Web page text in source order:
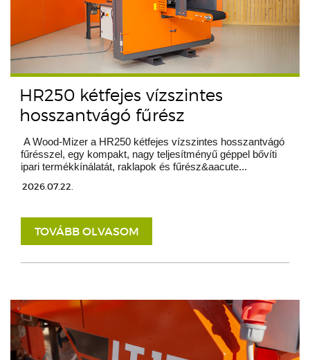
HR250 kétfejes vízszintes
hosszantvágó fűrész
A Wood-Mizer a HR250 kétfejes vízszintes hosszantvágó
fűrésszel, egy kompakt, nagy teljesítményű géppel bővíti
ipari termékkínálatát, raklapok és fűrész&aacute...
2026.07.22.
TOVÁBB OLVASOM